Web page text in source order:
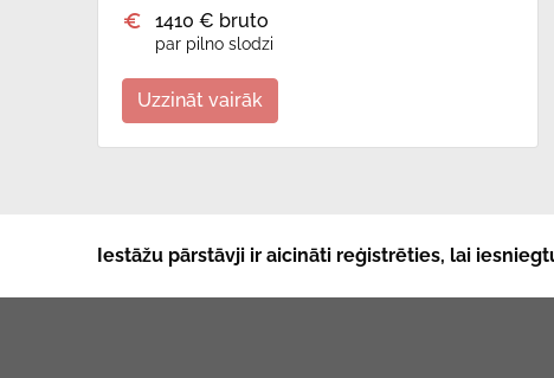
1410 € bruto
par pilno slodzi
Uzzināt vairāk
Iestāžu pārstāvji ir aicināti reģistrēties, lai